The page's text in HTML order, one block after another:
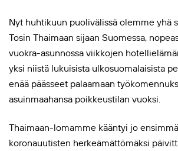
Nyt huhtikuun puolivälissä olemme yhä
Tosin Thaimaan sijaan Suomessa,
vuokra-asunnossa viikkojen
yksi niistä lukuisista ulkosuomalaisista
enää päässeet palaamaan
asuinmaahansa poikkeustilan vuoksi.
Thaimaan-lomamme kääntyi jo
koronauutisten herkeämättömäksi